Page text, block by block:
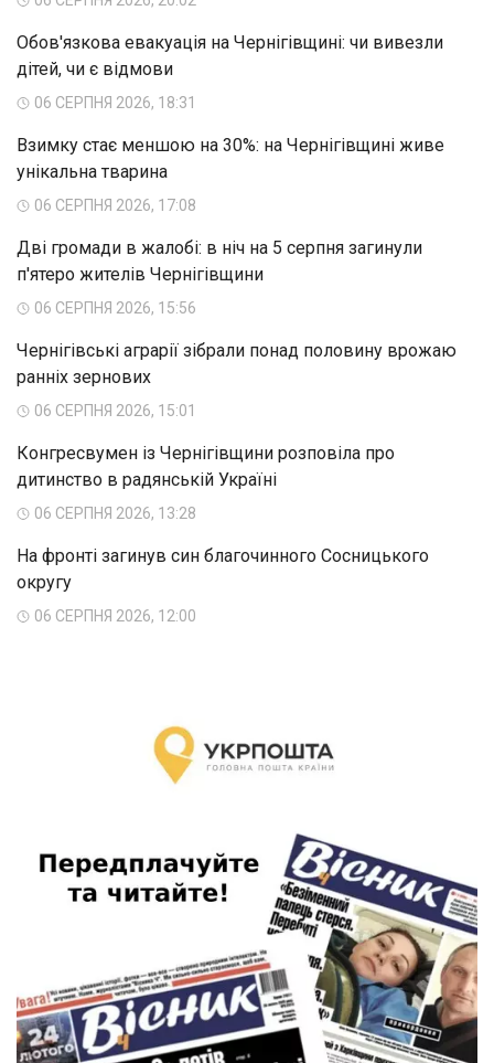
Обов'язкова евакуація на Чернігівщині: чи вивезли
дітей, чи є відмови
06 СЕРПНЯ 2026, 18:31
Взимку стає меншою на 30%: на Чернігівщині живе
унікальна тварина
06 СЕРПНЯ 2026, 17:08
Дві громади в жалобі: в ніч на 5 серпня загинули
п'ятеро жителів Чернігівщини
06 СЕРПНЯ 2026, 15:56
Чернігівські аграрії зібрали понад половину врожаю
ранніх зернових
06 СЕРПНЯ 2026, 15:01
Конгресвумен із Чернігівщини розповіла про
дитинство в радянській Україні
06 СЕРПНЯ 2026, 13:28
На фронті загинув син благочинного Сосницького
округу
06 СЕРПНЯ 2026, 12:00